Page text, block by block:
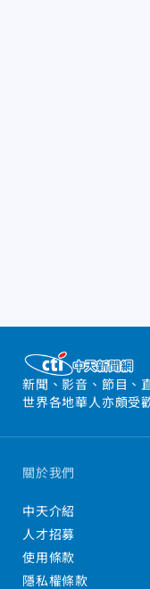
新聞、影音、節目、
世界各地華人亦頗受
關於我們
中天介紹
人才招募
使用條款
隱私權條款